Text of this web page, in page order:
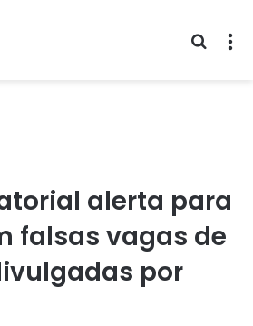
alerta para
falsas vagas de
por